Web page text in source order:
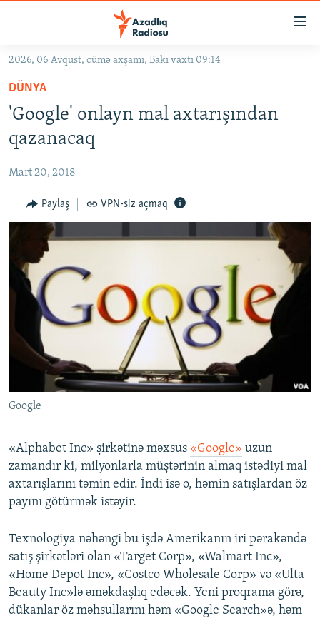
Əsas
qayıt
Əsas
naviqasiyaya
qayıt
#İZAHLA
KORRUPSIOMETR
#ƏSLINDƏ
FƏRQƏ BAX
QANUNI DOĞRU
ARAŞDIRMA
MULTIMEDIA
VIDEO
FOTOQALEREYA
İNFOQRAFIKA
KARIKATURA
RADIO ARXIV
OXU ZALI
AZƏRBAYCAN ƏDƏBIYYATI KITABXANASI
İSLAM VƏ DEMOKRATIYA
İZ - MƏDƏNIYYƏT PROQRAMI
HAQQIMIZDA
MISSIYAMIZ
PEŞƏ ETIKASI VƏ JURNALISTIKA STANDARTLARIMIZ
MATERIALLARIMIZDAN ISTIFADƏ
AZADLIQRADIOSU MOBIL TELEFONUNUZDA
XƏBƏR BÜLLETENLƏRIMIZ
BIZI IZLƏ
RFE/RL-in bütün saytları
2026, 06 Avqust, cümə axşamı, Bakı vaxtı 09:14
DÜNYA
'Google' onlayn mal axtarışından
qazanacaq
Mart 20, 2018
Paylaş VPN-siz açmaq
Google
«Alphabet Inc» şirkətinə məxsus «Google» uzun
zamandır ki, milyonlarla müştərinin almaq istədiyi mal
axtarışlarını təmin edir. İndi isə o, həmin satışlardan öz
payını götürmək istəyir.
Texnologiya nəhəngi bu işdə Amerikanın iri pərakəndə
satış şirkətləri olan «Target Corp», «Walmart Inc»,
«Home Depot Inc», «Costco Wholesale Corp» və «Ulta
Beauty Inc»lə əməkdaşlıq edəcək. Yeni proqrama görə,
dükanlar öz məhsullarını həm «Google Search»ə, həm